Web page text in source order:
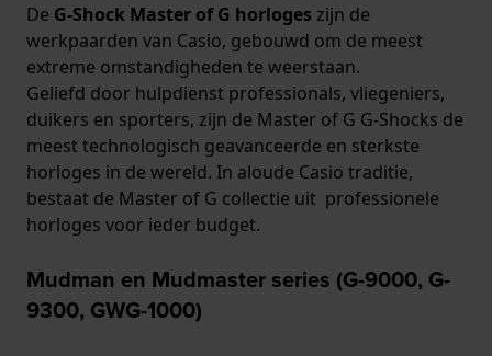
De G-Shock Master of G horloges zijn de
werkpaarden van Casio, gebouwd om de meest
extreme omstandigheden te weerstaan.
Geliefd door hulpdienst professionals, vliegeniers,
duikers en sporters, zijn de Master of G G-Shocks de
meest technologisch geavanceerde en sterkste
horloges in de wereld. In aloude Casio traditie,
bestaat de Master of G collectie uit professionele
horloges voor ieder budget.
Mudman en Mudmaster series (G-9000, G-
9300, GWG-1000)